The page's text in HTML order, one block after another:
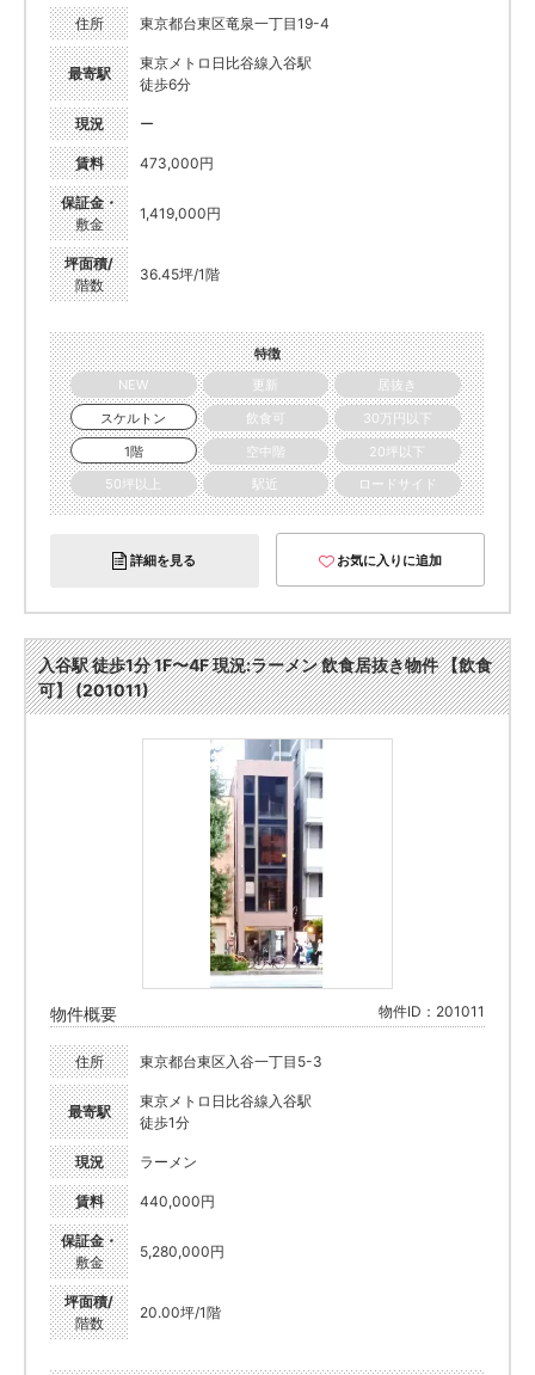
住所 東京都台東区竜泉一丁目19-4
最寄駅
東京メトロ日比谷線入谷駅
徒歩6分
現況 ー
賃料 473,000円
保証金・
敷金
1,419,000円
坪面積/
階数
36.45坪/1階
特徴
NEW
更新
居抜き
スケルトン
飲食可
30万円以下
1階
空中階
20坪以下
50坪以上
駅近 ロードサイド
詳細を見る お気に入りに追加
入谷駅 徒歩1分 1F〜4F 現況:ラーメン 飲食居抜き物件 【飲食
可】 (201011)
物件概要 物件ID：201011
住所 東京都台東区入谷一丁目5-3
最寄駅
東京メトロ日比谷線入谷駅
徒歩1分
現況 ラーメン
賃料 440,000円
保証金・
敷金
5,280,000円
坪面積/
階数
20.00坪/1階